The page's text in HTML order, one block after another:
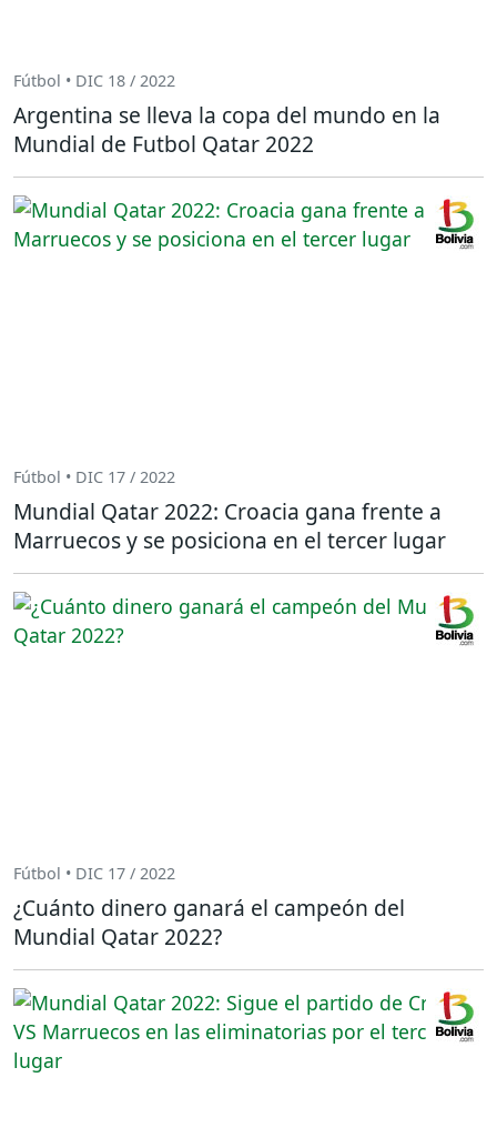
Fútbol • DIC 18 / 2022
Argentina se lleva la copa del mundo en la
Mundial de Futbol Qatar 2022
Fútbol • DIC 17 / 2022
Mundial Qatar 2022: Croacia gana frente a
Marruecos y se posiciona en el tercer lugar
Fútbol • DIC 17 / 2022
¿Cuánto dinero ganará el campeón del
Mundial Qatar 2022?